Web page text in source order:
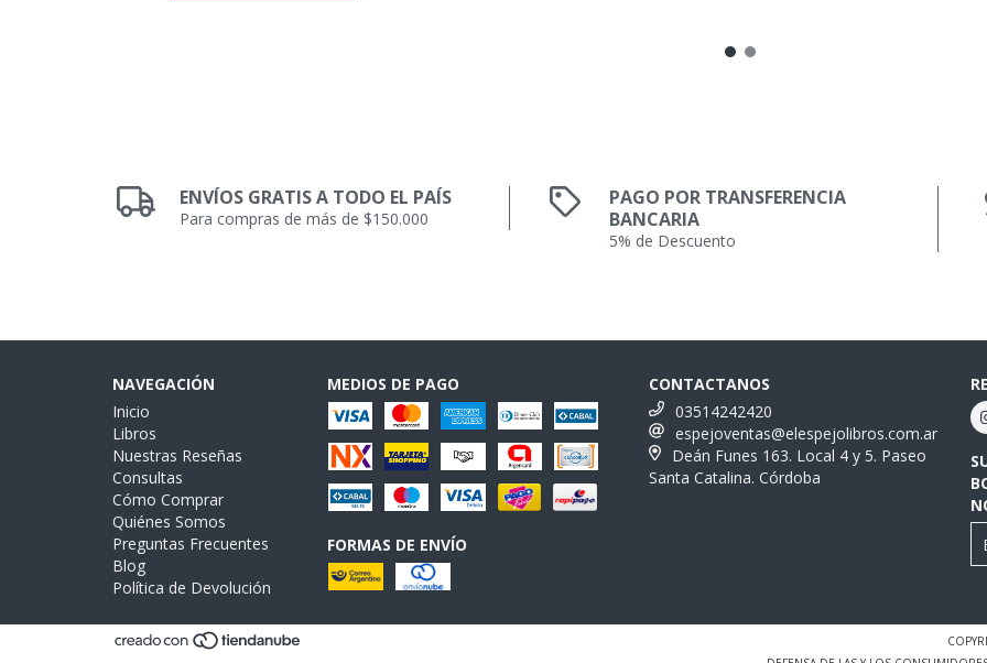
ENVÍOS GRATIS A TODO EL PAÍS
Para compras de más de $150.000
PAGO POR TRANSFERENCIA
BANCARIA
5% de Descuento
NAVEGACIÓN
Inicio
Libros
Nuestras Reseñas
Consultas
Cómo Comprar
Quiénes Somos
Preguntas Frecuentes
Blog
Política de Devolución
MEDIOS DE PAGO
FORMAS DE ENVÍO
CONTACTANOS
03514242420
espejoventas@elespejolibros.com.ar
Deán Funes 163. Local 4 y 5. Paseo
Santa Catalina. Córdoba